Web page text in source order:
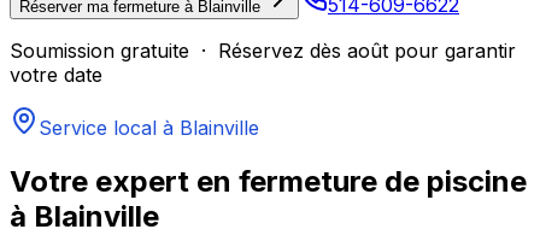
Réserver ma fermeture à Blainville
Soumission gratuite · Réservez dès août pour garantir
votre date
Service local à Blainville
Votre expert en fermeture de piscine
à Blainville